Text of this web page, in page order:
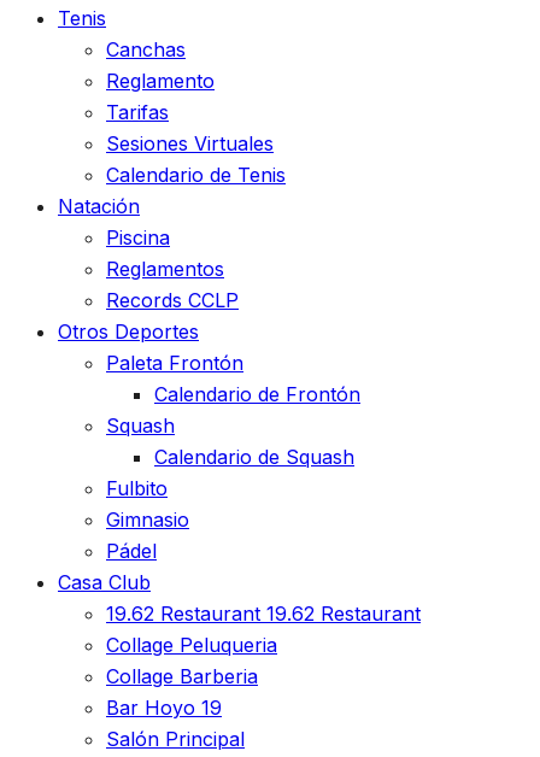
Tenis
Canchas
Reglamento
Tarifas
Sesiones Virtuales
Calendario de Tenis
Natación
Piscina
Reglamentos
Records CCLP
Otros Deportes
Paleta Frontón
Calendario de Frontón
Squash
Calendario de Squash
Fulbito
Gimnasio
Pádel
Casa Club
19.62 Restaurant 19.62 Restaurant
Collage Peluqueria
Collage Barberia
Bar Hoyo 19
Salón Principal